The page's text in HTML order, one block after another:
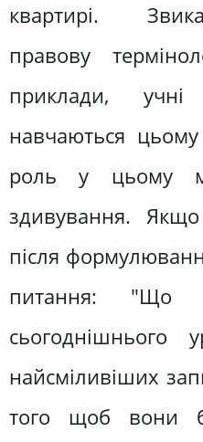
квартирі.
правову
приклади,
навчаються
роль у цьому
здивування.
після
питання: "Що
сьогоднішнього
найсміливіших
того щоб вони